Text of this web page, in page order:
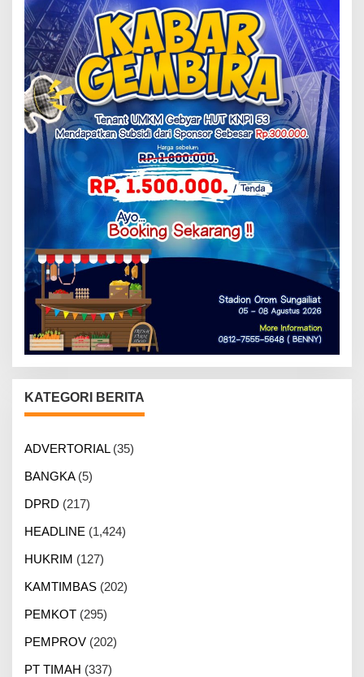
KATEGORI BERITA
ADVERTORIAL(35)
BANGKA(5)
DPRD (217)
HEADLINE (1,424)
HUKRIM (127)
KAMTIMBAS (202)
PEMKOT (295)
PEMPROV (202)
PT TIMAH (337)